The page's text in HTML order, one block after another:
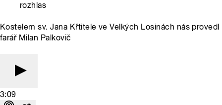
rozhlas
Kostelem sv. Jana Křtitele ve Velkých Losinách nás provedl
farář Milan Palkovič
3:09